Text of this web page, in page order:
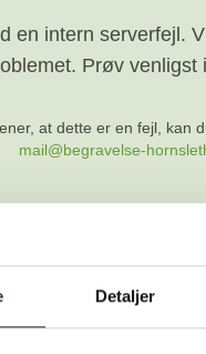
Detaljer
en intern serverfejl.
Prøv venligst
at dette er en fejl, kan
mail@begravelse-
Gå tilbage